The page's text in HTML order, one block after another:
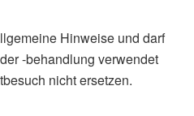
Hinweise und darf
-behandlung verwendet
nicht ersetzen.